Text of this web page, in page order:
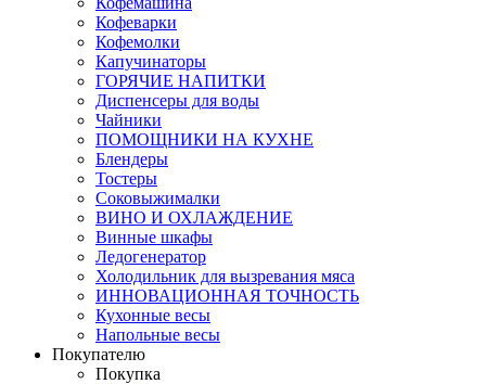
Кофеварки
Кофемолки
Капучинаторы
ГОРЯЧИЕ НАПИТКИ
Диспенсеры для воды
Чайники
ПОМОЩНИКИ НА КУХНЕ
Блендеры
Тостеры
Соковыжималки
ВИНО И ОХЛАЖДЕНИЕ
Винные шкафы
Ледогенератор
Холодильник для вызревания мяса
ИННОВАЦИОННАЯ ТОЧНОСТЬ
Кухонные весы
Напольные весы
Покупателю
Покупка